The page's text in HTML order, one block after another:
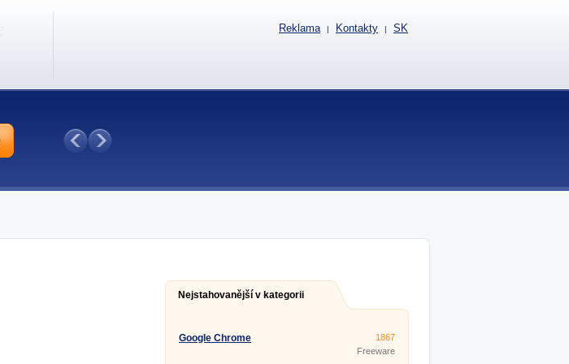
Nejstahovanější v kategorii
Google Chrome
1867
Freeware
Reklama | Kontakty | SK